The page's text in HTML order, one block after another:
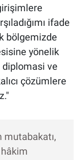
ifade
bölgemizde
yönelik
diplomasi ve
çözümlere
mutabakatı,